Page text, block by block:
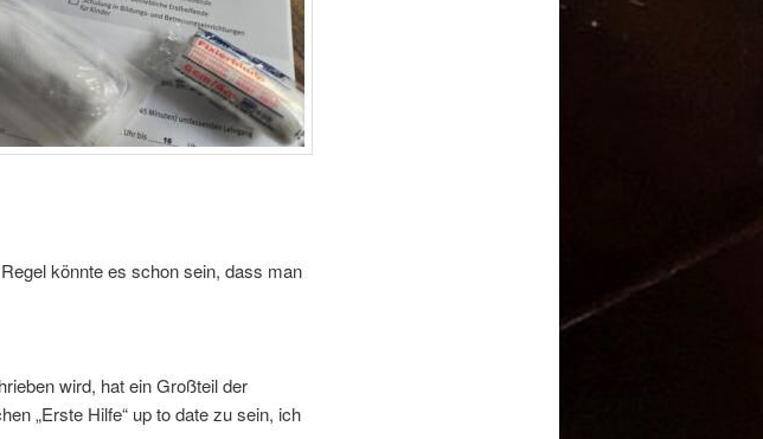
könnte es schon sein, dass man
wird, hat ein Großteil der
„Erste Hilfe“ up to date zu sein, ich